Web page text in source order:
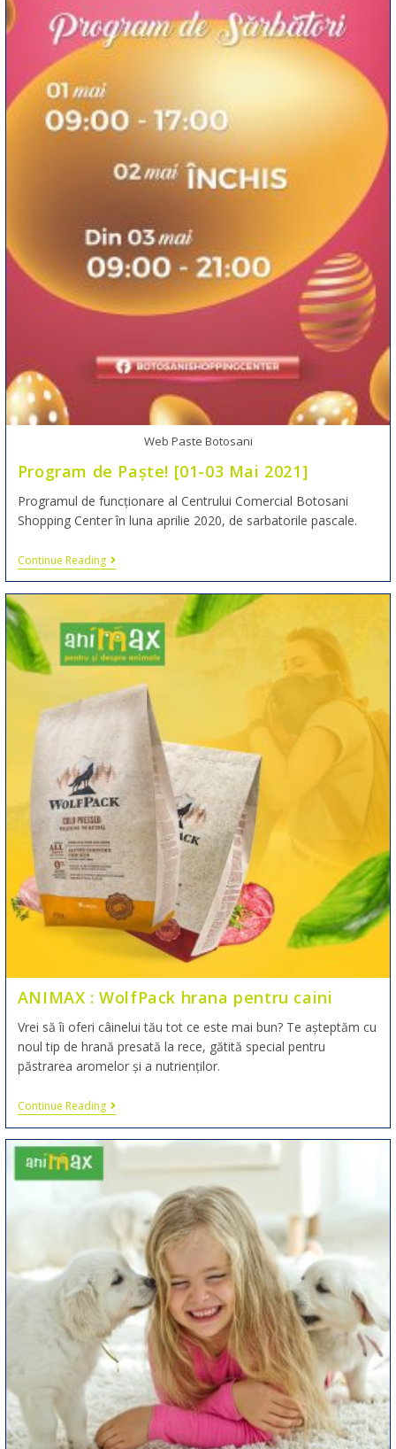
Web Paste Botosani
Program de Paște! [01-03 Mai 2021]
Programul de funcționare al Centrului Comercial Botosani
Shopping Center în luna aprilie 2020, de sarbatorile pascale.
Continue Reading
ANIMAX : WolfPack hrana pentru caini
Vrei să îi oferi câinelui tău tot ce este mai bun? Te așteptăm cu
noul tip de hrană presată la rece, gătită special pentru
păstrarea aromelor și a nutrienților.
Continue Reading